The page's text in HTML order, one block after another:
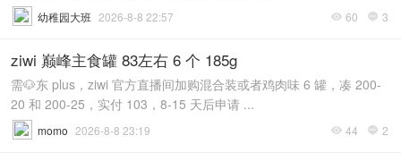
 60  3
幼稚园大班 2026-8-8 22:57
ziwi 巅峰主食罐 83左右 6 个 185g
需🐶东 plus，ziwi 官方直播间加购混合装或者鸡肉味 6 罐，凑 200-
20 和 200-25，实付 103，8-15 天后申请 ...
 44  2
momo 2026-8-8 23:19